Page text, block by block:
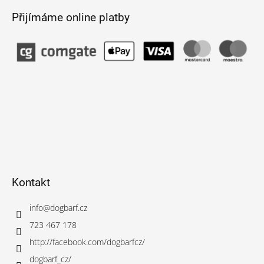
Přijímáme online platby
Kontakt
info@dogbarf.cz
723 467 178
http://facebook.com/dogbarfcz/
dogbarf_cz/